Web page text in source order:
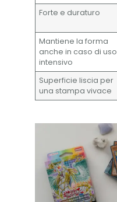
Forte e duraturo
Mantiene la forma
anche in caso di uso
intensivo
Superficie liscia per
una stampa vivace